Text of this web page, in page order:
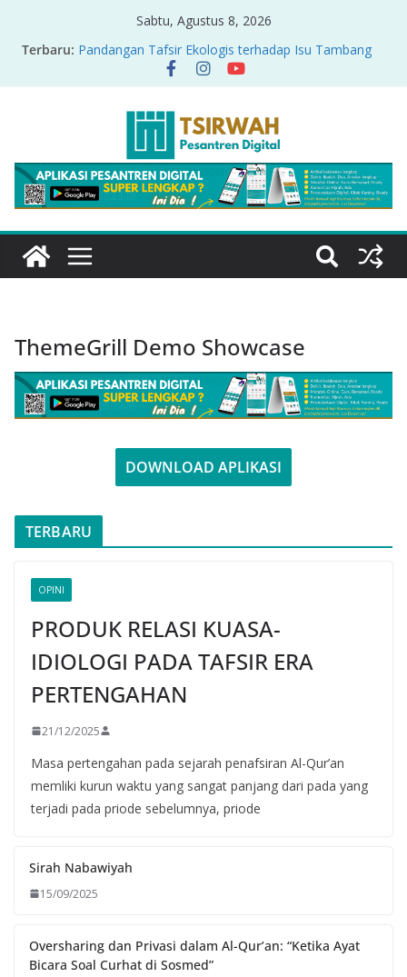
Sabtu, Agustus 8, 2026
Terbaru: Pandangan Tafsir Ekologis terhadap Isu Tambang
Nikel di Raja Ampat
PRODUK RELASI KUASA-IDIOLOGI PADA TAFSIR
Sirah Nabawiyah
Oversharing dan Privasi dalam Al-Qur’an: “Ketika
Ayat Bicara Soal Curhat di Sosmed”
Menyikapi Fatherless, Kisah Lukman Menjadi
Cerminan
ThemeGrill Demo Showcase
DOWNLOAD APLIKASI
TERBARU
OPINI
PRODUK RELASI KUASA-
IDIOLOGI PADA TAFSIR ERA
PERTENGAHAN
21/12/2025
Masa pertengahan pada sejarah penafsiran Al-Qur’an
memliki kurun waktu yang sangat panjang dari pada yang
terjadi pada priode sebelumnya, priode
Sirah Nabawiyah
15/09/2025
Oversharing dan Privasi dalam Al-Qur’an: “Ketika Ayat
Bicara Soal Curhat di Sosmed”